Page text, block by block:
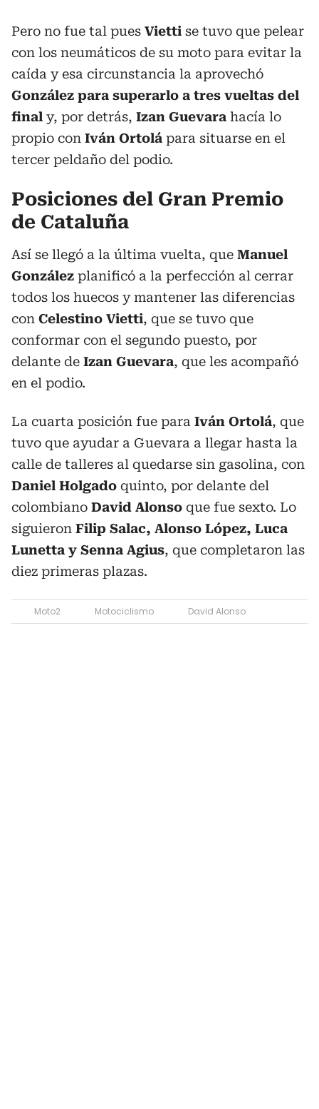
Pero no fue tal pues Vietti se tuvo que pelear
con los neumáticos de su moto para evitar la
caída y esa circunstancia la aprovechó
González para superarlo a tres vueltas del
final y, por detrás, Izan Guevara hacía lo
propio con Iván Ortolá para situarse en el
tercer peldaño del podio.
Posiciones del Gran Premio
de Cataluña
Así se llegó a la última vuelta, que Manuel
González planificó a la perfección al cerrar
todos los huecos y mantener las diferencias
con Celestino Vietti, que se tuvo que
conformar con el segundo puesto, por
delante de Izan Guevara, que les acompañó
en el podio.
La cuarta posición fue para Iván Ortolá, que
tuvo que ayudar a Guevara a llegar hasta la
calle de talleres al quedarse sin gasolina, con
Daniel Holgado quinto, por delante del
colombiano David Alonso que fue sexto. Lo
siguieron Filip Salac, Alonso López, Luca
Lunetta y Senna Agius, que completaron las
diez primeras plazas.
Moto2 Motociclismo David Alonso